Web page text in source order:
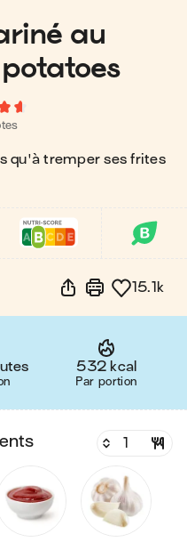
au
qu'à tremper ses frites
15.1k
532 kcal
Par portion